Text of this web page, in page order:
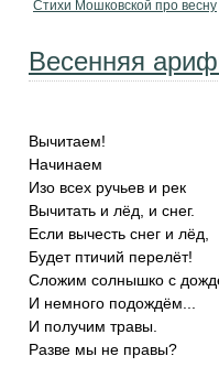
Стихи Мошковской про весну
Весенняя
Вычитаем!
Начинаем
Изо всех ручьев и рек
Вычитать и лёд, и снег.
Если вычесть снег и лёд,
Будет птичий перелёт!
Сложим солнышко с
И немного подождём...
И получим травы.
Разве мы не правы?